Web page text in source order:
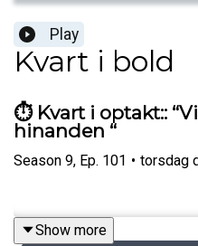
Play
Kvart i bold
⏱️ Kvart i optakt::
hinanden “
Season 9, Ep. 101 • torsdag
Show more